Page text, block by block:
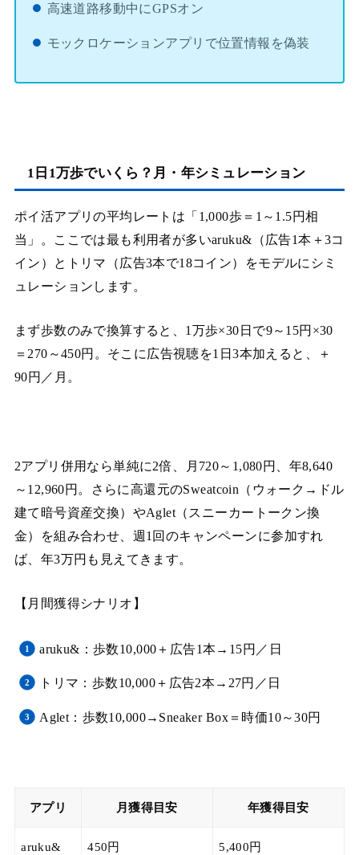
高速道路移動中にGPSオン
モックロケーションアプリで位置情報を偽装
1日1万歩でいくら？月・年シミュレーション
ポイ活アプリの平均レートは「1,000歩＝1～1.5円相
当」。ここでは最も利用者が多いaruku&（広告1本＋3コ
イン）とトリマ（広告3本で18コイン）をモデルにシミ
ュレーションします。
まず歩数のみで換算すると、1万歩×30日で9～15円×30
＝270～450円。そこに広告視聴を1日3本加えると、＋
90円／月。
2アプリ併用なら単純に2倍、月720～1,080円、年8,640
～12,960円。さらに高還元のSweatcoin（ウォーク→ドル
建て暗号資産交換）やAglet（スニーカートークン換
金）を組み合わせ、週1回のキャンペーンに参加すれ
ば、年3万円も見えてきます。
【月間獲得シナリオ】
aruku&：歩数10,000＋広告1本→15円／日
トリマ：歩数10,000＋広告2本→27円／日
Aglet：歩数10,000→Sneaker Box＝時価10～30円
アプリ 月獲得目安 年獲得目安
aruku& 450円 5,400円